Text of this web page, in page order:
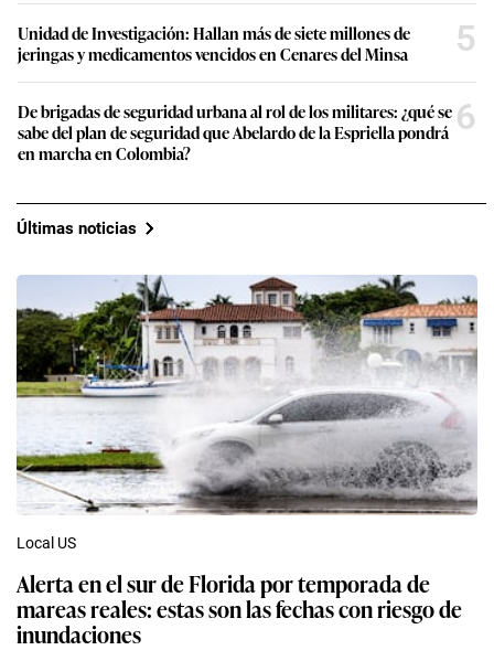
Unidad de Investigación: Hallan más de siete millones de
jeringas y medicamentos vencidos en Cenares del Minsa
5
De brigadas de seguridad urbana al rol de los militares: ¿qué se
sabe del plan de seguridad que Abelardo de la Espriella pondrá
en marcha en Colombia?
6
Últimas noticias
Local US
Alerta en el sur de Florida por temporada de
mareas reales: estas son las fechas con riesgo de
inundaciones